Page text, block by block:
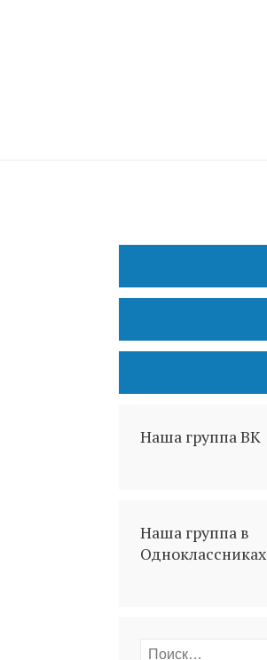
Наша группа ВК
Наша группа в
Одноклассниках
Найти: